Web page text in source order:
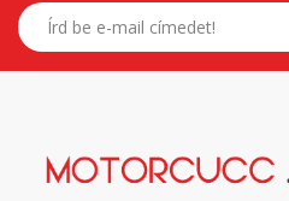
E-mail címed